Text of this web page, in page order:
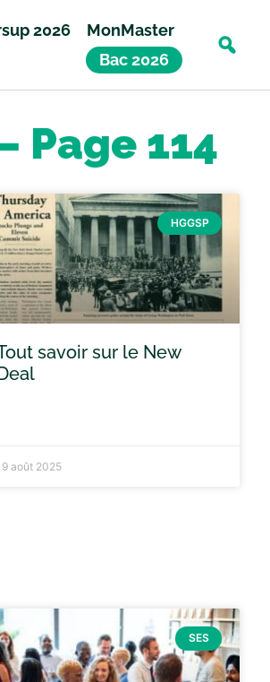
2026
MonMaster
Bac 2026
Page 114
HGGSP
savoir sur le New
août 2025
SES